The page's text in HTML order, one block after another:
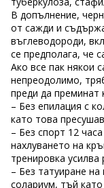
В допълнение,
от сажди и
въглеводороди,
се предполага, че
Ако все пак някои
непреодолимо,
преди да преминат
– Без епилация с
като това
– Без спорт 12
нахлуването на
тренировка
– Без татуиране
солариум, тъй